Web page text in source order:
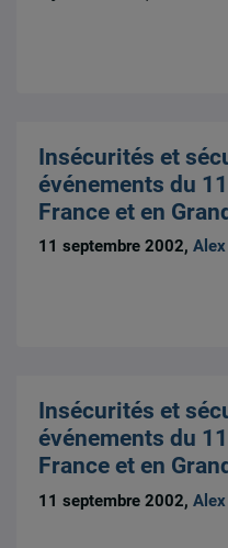
Insécurités et
événements du
France et en
11 septembre 2002,Alex
Insécurités et
événements du
France et en
11 septembre 2002,